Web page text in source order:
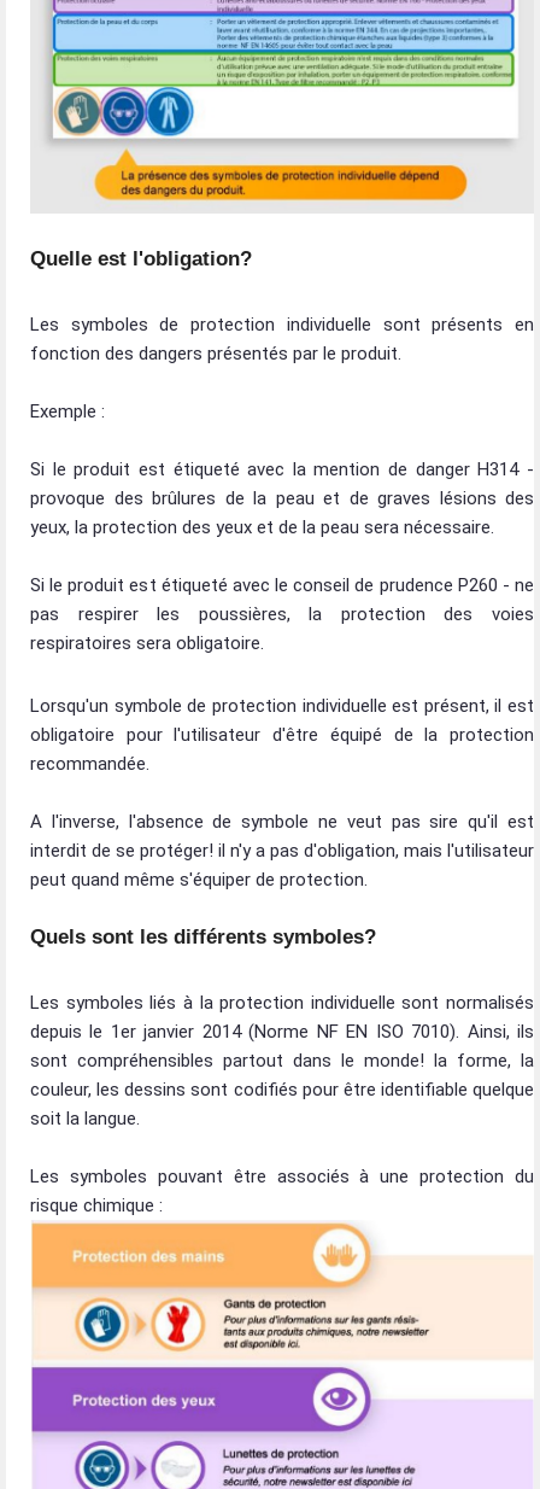
Quelle est l'obligation?
Les symboles de protection individuelle sont présents en
fonction des dangers présentés par le produit.
Exemple :
Si le produit est étiqueté avec la mention de danger H314 -
provoque des brûlures de la peau et de graves lésions des
yeux, la protection des yeux et de la peau sera nécessaire.
Si le produit est étiqueté avec le conseil de prudence P260 - ne
pas respirer les poussières, la protection des voies
respiratoires sera obligatoire.
Lorsqu'un symbole de protection individuelle est présent, il est
obligatoire pour l'utilisateur d'être équipé de la protection
recommandée.
A l'inverse, l'absence de symbole ne veut pas sire qu'il est
interdit de se protéger! il n'y a pas d'obligation, mais l'utilisateur
peut quand même s'équiper de protection.
Quels sont les différents symboles?
Les symboles liés à la protection individuelle sont normalisés
depuis le 1er janvier 2014 (Norme NF EN ISO 7010). Ainsi, ils
sont compréhensibles partout dans le monde! la forme, la
couleur, les dessins sont codifiés pour être identifiable quelque
soit la langue.
Les symboles pouvant être associés à une protection du
risque chimique :